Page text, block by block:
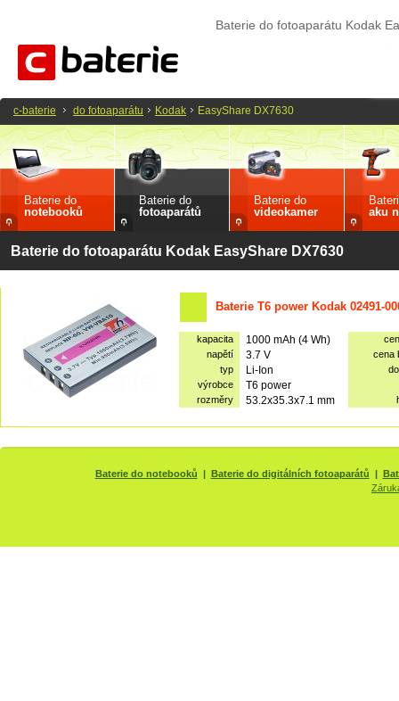
Baterie do fotoaparátu Kodak
Baterie do
notebooků
Baterie do
fotoaparátů
Baterie do
videokamer
aku
Baterie do fotoaparátu Kodak EasyShare DX7630
Baterie T6 power Kodak 02491-
kapacita 1000 mAh (4 Wh)
napětí
3.7 V
cena
typ
Li-Ion
výrobce
T6 power
rozměry 53.2x35.3x7.1 mm
c-baterie do fotoaparátu Kodak EasyShare DX7630
Baterie do notebooků | Baterie do digitálních fotoaparátů |